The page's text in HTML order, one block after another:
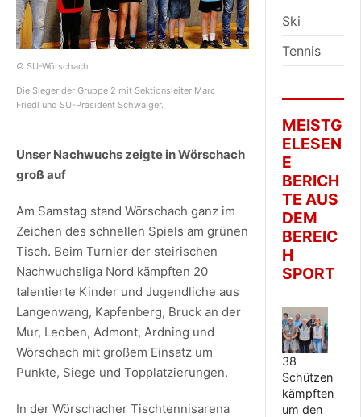
© SU-Wörschach
Die Sieger der Gruppe 2 mit Sektionsleiter Marc
Friedl und SU-Präsident Schwaiger.
Unser Nachwuchs zeigte in Wörschach
groß auf
Am Samstag stand Wörschach ganz im
Zeichen des schnellen Spiels am grünen
Tisch. Beim Turnier der steirischen
Nachwuchsliga Nord kämpften 20
talentierte Kinder und Jugendliche aus
Langenwang, Kapfenberg, Bruck an der
Mur, Leoben, Admont, Ardning und
Wörschach mit großem Einsatz um
Punkte, Siege und Topplatzierungen.
In der Wörschacher Tischtennisarena
Ski
Tennis
MEISTG
ELESEN
E
BERICH
TE AUS
DEM
BEREIC
H
SPORT
38
Schützen
kämpften
um den